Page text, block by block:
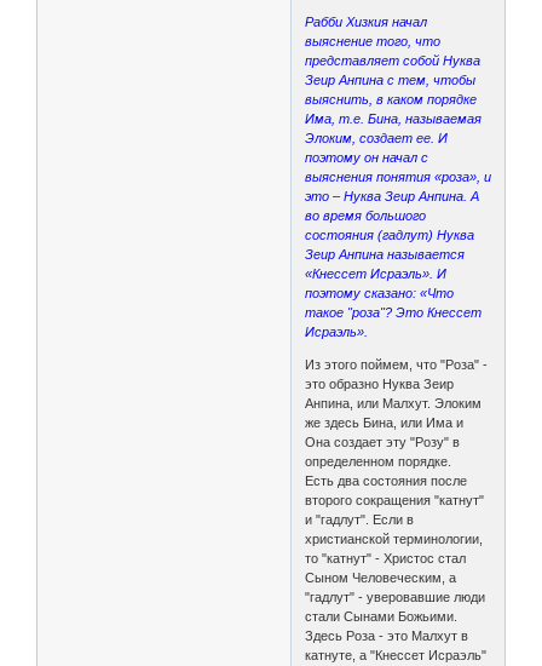
Рабби Хизкия начал
выяснение того, что
представляет собой Нуква
Зеир Анпина с тем, чтобы
выяснить, в каком порядке
Има, т.е. Бина, называемая
Элоким, создает ее. И
поэтому он начал с
выяснения понятия «роза», и
это – Нуква Зеир Анпина. А
во время большого
состояния (гадлут) Нуква
Зеир Анпина называется
«Кнессет Исраэль». И
поэтому сказано: «Что
такое "роза"? Это Кнессет
Исраэль».
Из этого поймем, что "Роза" -
это образно Нуква Зеир
Анпина, или Малхут. Элоким
же здесь Бина, или Има и
Она создает эту "Розу" в
определенном порядке.
Есть два состояния после
второго сокращения "катнут"
и "гадлут". Если в
христианской терминологии,
то "катнут" - Христос стал
Сыном Человеческим, а
"гадлут" - уверовавшие люди
стали Сынами Божьими.
Здесь Роза - это Малхут в
катнуте, а "Кнессет Исраэль"